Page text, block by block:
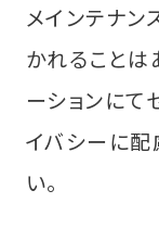
メインテナ
かれることは
ーションにて
イバシーに配
い。